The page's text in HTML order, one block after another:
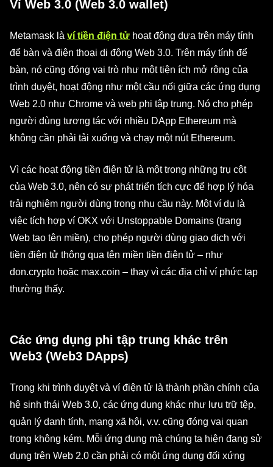
Ví Web 3.0 (Web 3.0 wallet)
Metamask là ví tiền điện tử hoạt động dựa trên máy tính
để bàn và điện thoại di động Web 3.0. Trên máy tính để
bàn, nó cũng đóng vai trò như một tiện ích mở rộng của
trình duyệt, hoạt động như một cầu nối giữa các ứng dụng
Web 2.0 như Chrome và web phi tập trung. Nó cho phép
người dùng tương tác với nhiều DApp Ethereum mà
không cần phải tải xuống và chạy một nút Ethereum.
Vì các hoạt động tiền điện tử là một trong những trụ cột
của Web 3.0, nên có sự phát triển tích cực để hợp lý hóa
trải nghiệm người dùng trong nhu cầu này. Một ví dụ là
việc tích hợp ví OKX với Unstoppable Domains (trang
Web tạo tên miền), cho phép người dùng giao dịch với
tiền điện tử thông qua tên miền tiền điện tử – như
don.crypto hoặc max.coin – thay vì các địa chỉ ví phức tạp
thường thấy.
Các ứng dụng phi tập trung khác trên
Web3 (Web3 DApps)
Trong khi trình duyệt và ví điện tử là thành phần chính của
hệ sinh thái Web 3.0, các ứng dụng khác như lưu trữ tệp,
quản lý danh tính, mạng xã hội, v.v. cũng đóng vai quan
trọng không kém. Mỗi ứng dụng mà chúng ta hiện đang sử
dụng trên Web 2.0 cần phải có một ứng dụng đối xứng